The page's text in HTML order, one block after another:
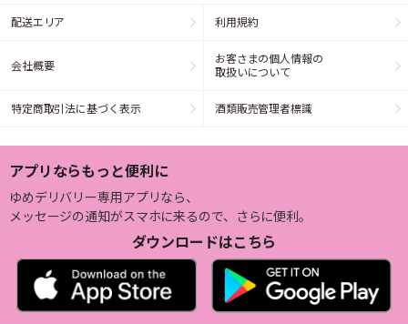
配送エリア 利用規約
会社概要
お客さまの個人情報の
取扱いについて
特定商取引法に基づく表示 酒類販売管理者標識
アプリならもっと便利に
ゆめデリバリー専用アプリなら、
メッセージの通知がスマホに来るので、さらに便利。
ダウンロードはこちら